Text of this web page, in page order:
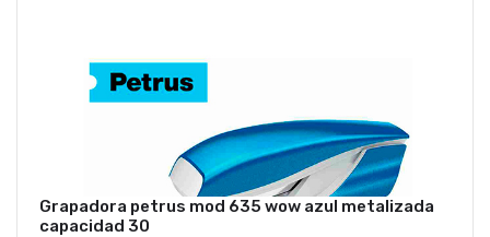
Grapadora petrus mod 635 wow azul metalizada
capacidad 30